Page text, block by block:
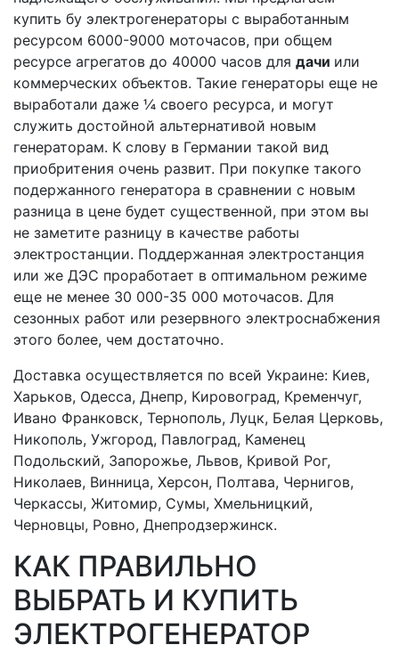
купить бу электрогенераторы с выработанным
ресурсом 6000-9000 моточасов, при общем
ресурсе агрегатов до 40000 часов для дачи или
коммерческих объектов. Такие генераторы еще не
выработали даже ¼ своего ресурса, и могут
служить достойной альтернативой новым
генераторам. К слову в Германии такой вид
приобритения очень развит. При покупке такого
подержанного генератора в сравнении с новым
разница в цене будет существенной, при этом вы
не заметите разницу в качестве работы
электростанции. Поддержанная электростанция
или же ДЭС проработает в оптимальном режиме
еще не менее 30 000-35 000 моточасов. Для
сезонных работ или резервного электроснабжения
этого более, чем достаточно.
Доставка осуществляется по всей Украине: Киев,
Харьков, Одесса, Днепр, Кировоград, Кременчуг,
Ивано Франковск, Тернополь, Луцк, Белая Церковь,
Никополь, Ужгород, Павлоград, Каменец
Подольский, Запорожье, Львов, Кривой Рог,
Николаев, Винница, Херсон, Полтава, Чернигов,
Черкассы, Житомир, Сумы, Хмельницкий,
Черновцы, Ровно, Днепродзержинск.
КАК ПРАВИЛЬНО
ВЫБРАТЬ И КУПИТЬ
ЭЛЕКТРОГЕНЕРАТОР